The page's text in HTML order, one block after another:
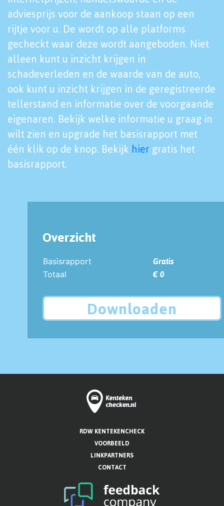
adviesprijs voor de aankoop staan op een
rijtje voor u. De wordt op alle platforms
gecheckt waar deze wordt aangeboden. Niet
alleen kunt u inzicht krijgen in
schadeverleden en de waarde van de auto,
ook kunt u inzicht krijgen in de geregistreerde
tellerstand en informatie over de voorgaande
eigenaren. Bekijk welke informatie u graag in
wilt zien en upgrade het basisrapport met
één klik op de knop. Bekijk hier gratis het
basisrapport.
Overzicht
Basisrapport
Gratis
Totaal
€ 0
Downloaden
RDW KENTEKENCHECK
VOORBEELD
LINKPARTNERS
CONTACT